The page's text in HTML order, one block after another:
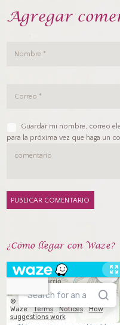
Agregar
Guardar mi nombre, correo
para la próxima vez que haga un
¿Cómo llegar con Waze?